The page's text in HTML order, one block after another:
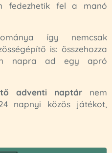
fedezhetik fel a manó
így nemcsak
is: összehozza
napra ad egy apró
adventi naptár nem
napnyi közös játékot,